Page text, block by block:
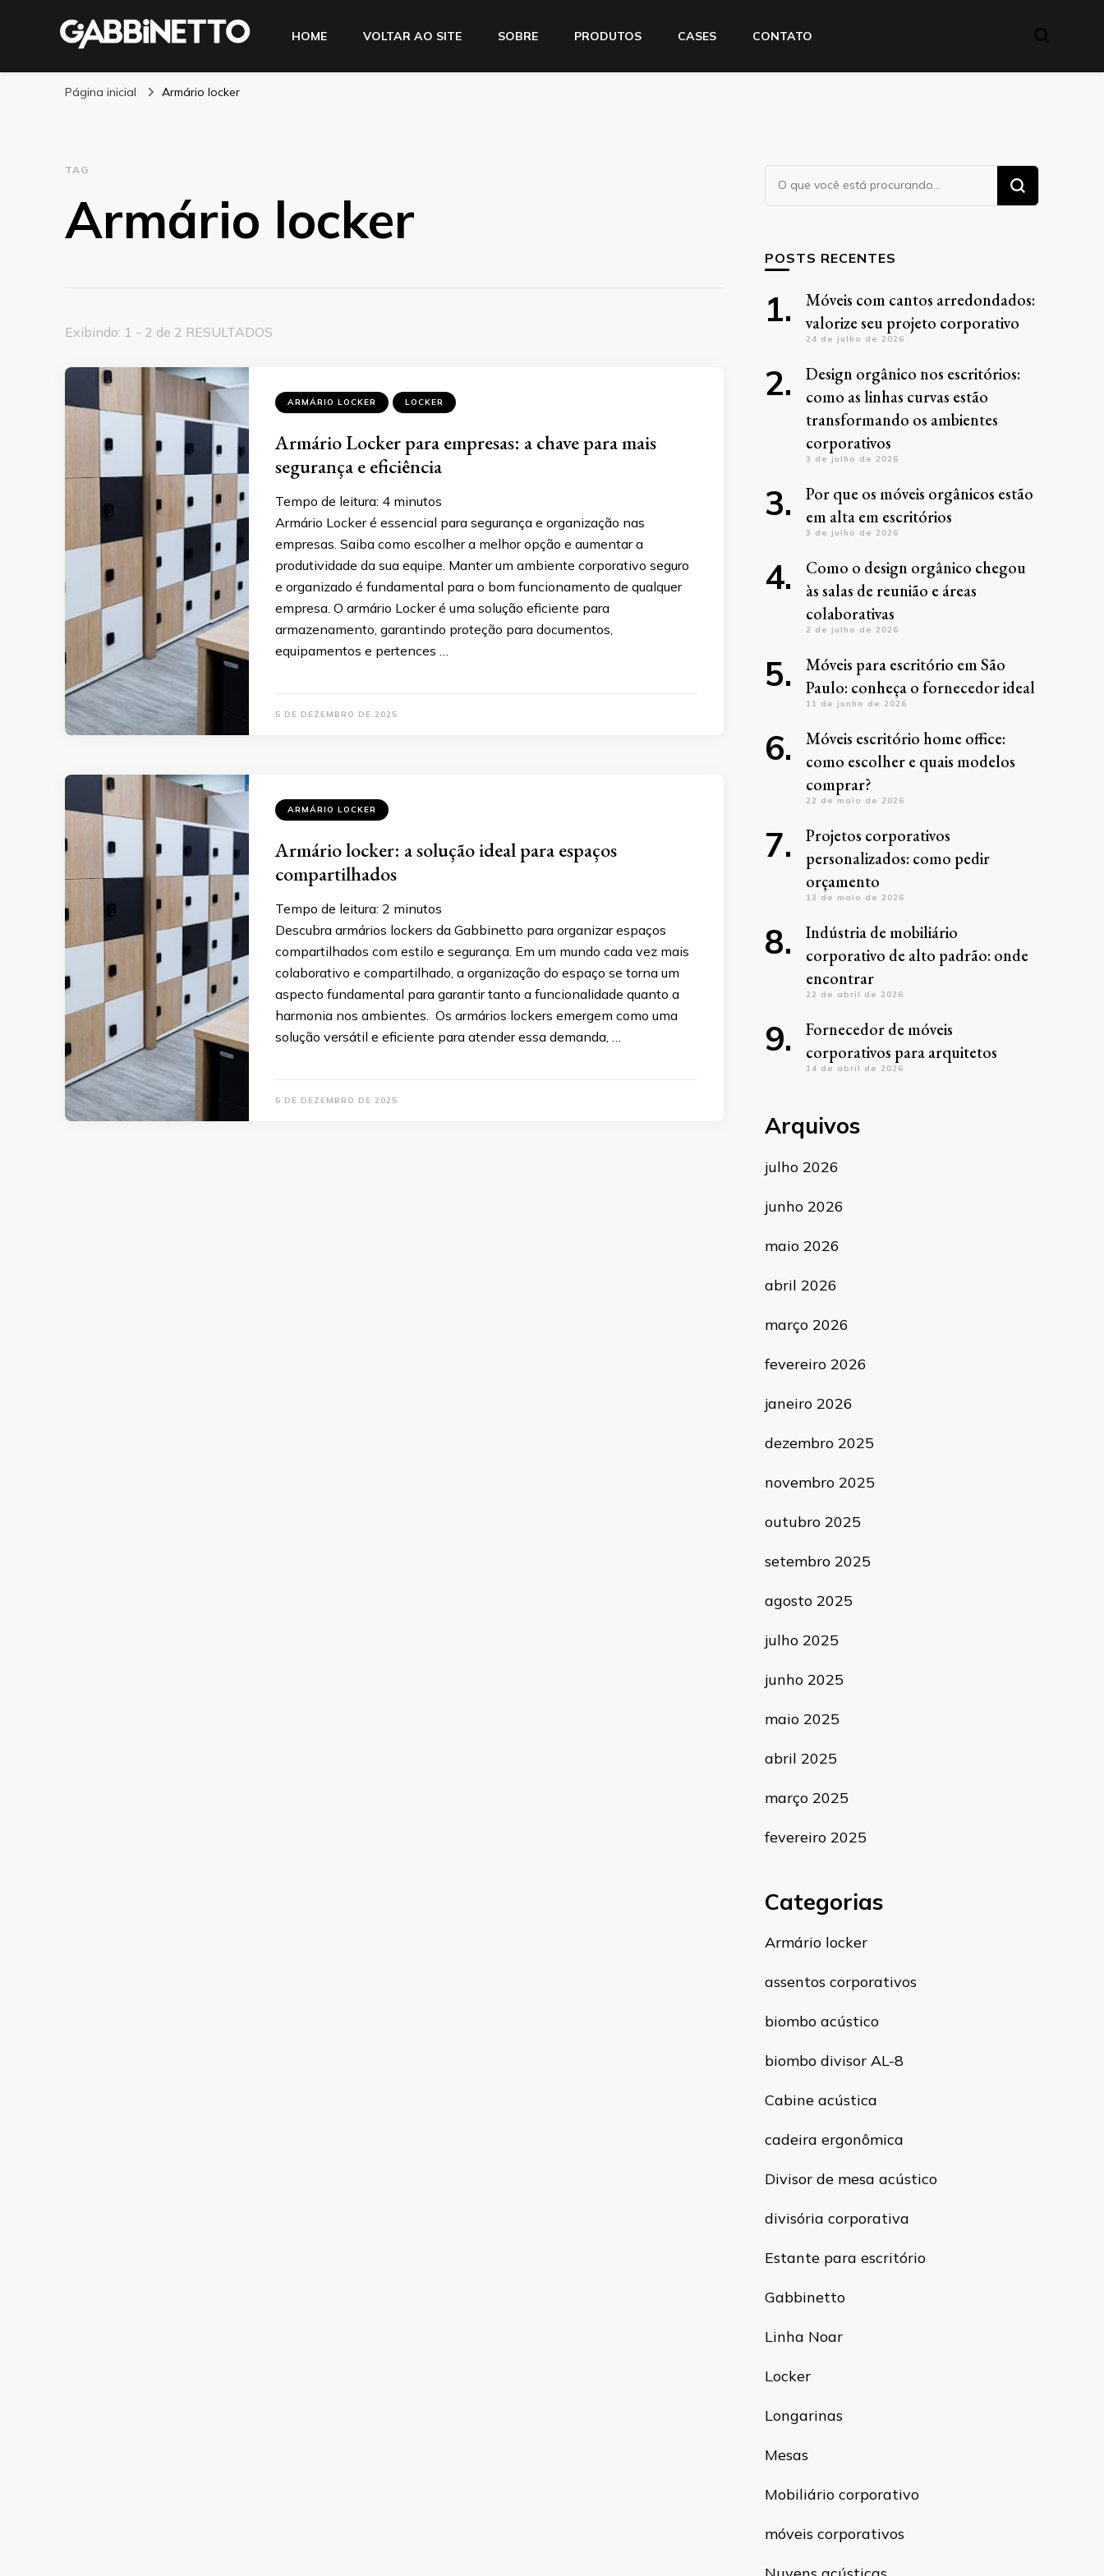
Blog Gabbinetto
HOME VOLTAR AO SITE SOBRE PRODUTOS CASES CONTATO
Página inicial Armário locker
TAG
Armário locker
Exibindo: 1 - 2 de 2 RESULTADOS
ARMÁRIO LOCKER LOCKER
Armário Locker para empresas: a chave para mais
segurança e eficiência
Tempo de leitura: 4 minutos
Armário Locker é essencial para segurança e organização nas
empresas. Saiba como escolher a melhor opção e aumentar a
produtividade da sua equipe. Manter um ambiente corporativo seguro
e organizado é fundamental para o bom funcionamento de qualquer
empresa. O armário Locker é uma solução eficiente para
armazenamento, garantindo proteção para documentos,
equipamentos e pertences …
5 DE DEZEMBRO DE 2025
ARMÁRIO LOCKER
Armário locker: a solução ideal para espaços
compartilhados
Tempo de leitura: 2 minutos
Descubra armários lockers da Gabbinetto para organizar espaços
compartilhados com estilo e segurança. Em um mundo cada vez mais
colaborativo e compartilhado, a organização do espaço se torna um
aspecto fundamental para garantir tanto a funcionalidade quanto a
harmonia nos ambientes. Os armários lockers emergem como uma
solução versátil e eficiente para atender essa demanda, …
5 DE DEZEMBRO DE 2025
Procurando
algo?
POSTS RECENTES
Móveis com cantos arredondados:
valorize seu projeto corporativo
24 de julho de 2026
Design orgânico nos escritórios:
como as linhas curvas estão
transformando os ambientes
corporativos
3 de julho de 2026
Por que os móveis orgânicos estão
em alta em escritórios
3 de julho de 2026
Como o design orgânico chegou
às salas de reunião e áreas
colaborativas
2 de julho de 2026
Móveis para escritório em São
Paulo: conheça o fornecedor ideal
11 de junho de 2026
Móveis escritório home office:
como escolher e quais modelos
comprar?
22 de maio de 2026
Projetos corporativos
personalizados: como pedir
orçamento
13 de maio de 2026
Indústria de mobiliário
corporativo de alto padrão: onde
encontrar
22 de abril de 2026
Fornecedor de móveis
corporativos para arquitetos
14 de abril de 2026
Arquivos
julho 2026
junho 2026
maio 2026
abril 2026
março 2026
fevereiro 2026
janeiro 2026
dezembro 2025
novembro 2025
outubro 2025
setembro 2025
agosto 2025
julho 2025
junho 2025
maio 2025
abril 2025
março 2025
fevereiro 2025
Categorias
Armário locker
assentos corporativos
biombo acústico
biombo divisor AL-8
Cabine acústica
cadeira ergonômica
Divisor de mesa acústico
divisória corporativa
Estante para escritório
Gabbinetto
Linha Noar
Locker
Longarinas
Mesas
Mobiliário corporativo
móveis corporativos